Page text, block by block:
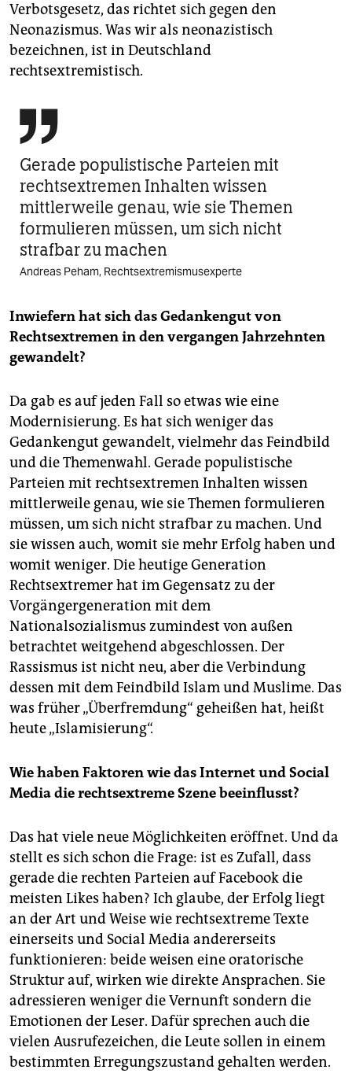
Verbotsgesetz, das richtet sich gegen den
Neonazismus. Was wir als neonazistisch
bezeichnen, ist in Deutschland
rechtsextremistisch.

Gerade populistische Parteien mit
rechtsextremen Inhalten wissen
mittlerweile genau, wie sie Themen
formulieren müssen, um sich nicht
strafbar zu machen
Andreas Peham, Rechtsextremismusexperte
Inwiefern hat sich das Gedankengut von
Rechtsextremen in den vergangen Jahrzehnten
gewandelt?
Da gab es auf jeden Fall so etwas wie eine
Modernisierung. Es hat sich weniger das
Gedankengut gewandelt, vielmehr das Feindbild
und die Themenwahl. Gerade populistische
Parteien mit rechtsextremen Inhalten wissen
mittlerweile genau, wie sie Themen formulieren
müssen, um sich nicht strafbar zu machen. Und
sie wissen auch, womit sie mehr Erfolg haben und
womit weniger. Die heutige Generation
Rechtsextremer hat im Gegensatz zu der
Vorgängergeneration mit dem
Nationalsozialismus zumindest von außen
betrachtet weitgehend abgeschlossen. Der
Rassismus ist nicht neu, aber die Verbindung
dessen mit dem Feindbild Islam und Muslime. Das
was früher „Überfremdung“ geheißen hat, heißt
heute „Islamisierung“.
Wie haben Faktoren wie das Internet und Social
Media die rechtsextreme Szene beeinflusst?
Das hat viele neue Möglichkeiten eröffnet. Und da
stellt es sich schon die Frage: ist es Zufall, dass
gerade die rechten Parteien auf Facebook die
meisten Likes haben? Ich glaube, der Erfolg liegt
an der Art und Weise wie rechtsextreme Texte
einerseits und Social Media andererseits
funktionieren: beide weisen eine oratorische
Struktur auf, wirken wie direkte Ansprachen. Sie
adressieren weniger die Vernunft sondern die
Emotionen der Leser. Dafür sprechen auch die
vielen Ausrufezeichen, die Leute sollen in einem
bestimmten Erregungszustand gehalten werden.